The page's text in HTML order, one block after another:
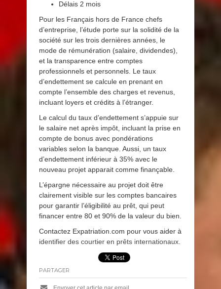
Délais 2 mois
Pour les Français hors de France chefs
d’entreprise, l’étude porte sur la solidité de la
société sur les trois dernières années, le
mode de rémunération (salaire, dividendes),
et la transparence entre comptes
professionnels et personnels. Le taux
d’endettement se calcule en prenant en
compte l’ensemble des charges et revenus,
incluant loyers et crédits à l’étranger.
Le calcul du taux d’endettement s’appuie sur
le salaire net après impôt, incluant la prise en
compte de bonus avec pondérations
variables selon la banque. Aussi, un taux
d’endettement inférieur à 35% avec le
nouveau projet apparait comme finançable.
L’épargne nécessaire au projet doit être
clairement visible sur les comptes bancaires
pour garantir l’éligibilité au prêt, qui peut
financer entre 80 et 90% de la valeur du bien.
Contactez Expatriation.com pour vous aider à
identifier des courtier en prêts internationaux.
PARTAGER